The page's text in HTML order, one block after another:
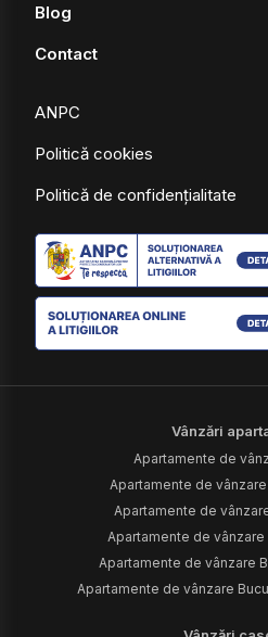
Blog
Contact
ANPC
Politică cookies
Politică de confidențialitate
Vânzări
Apartamente de
Apartamente de
Apartamente de
Apartamente de vânzare
Apartamente de vânzare
Apartamente de vânzare